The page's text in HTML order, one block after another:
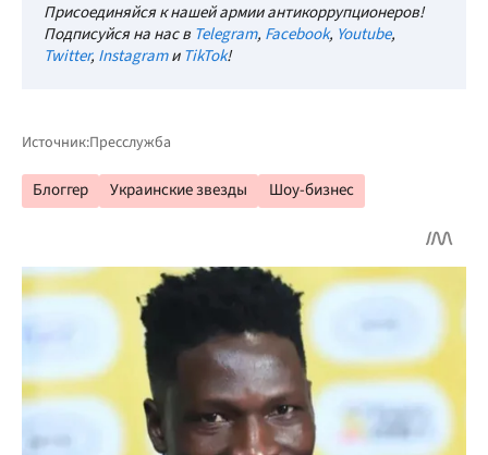
Присоединяйся к нашей армии антикоррупционеров!
Подписуйся на нас в Telegram, Facebook, Youtube,
Twitter, InstagramиTikTok!
Источник:Пресслужба
Блоггер Украинские звезды Шоу-бизнес